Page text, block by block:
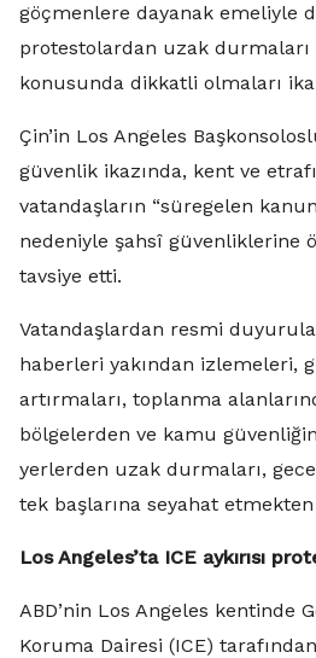
göçmenlere dayanak emeliyle
protestolardan uzak
konusunda dikkatli olmaları
Çin’in Los Angeles
güvenlik ikazında, kent ve
vatandaşların “süregelen
nedeniyle şahsî güvenliklerine
tavsiye etti.
Vatandaşlardan resmi
haberleri yakından izlemeleri,
artırmaları, toplanma
bölgelerden ve kamu
yerlerden uzak durmaları, gece
tek başlarına seyahat
Los Angeles’ta ICE aykırısı
ABD’nin Los Angeles kentinde
Koruma Dairesi (ICE)